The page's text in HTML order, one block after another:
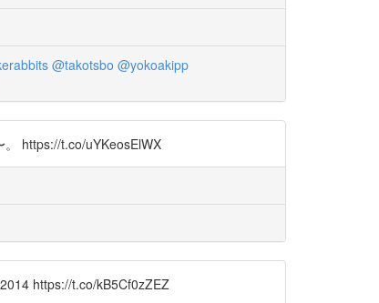
@takotsbo @yokoakipp
https://t.co/uYKeosElWX
https://t.co/kB5Cf0zZEZ